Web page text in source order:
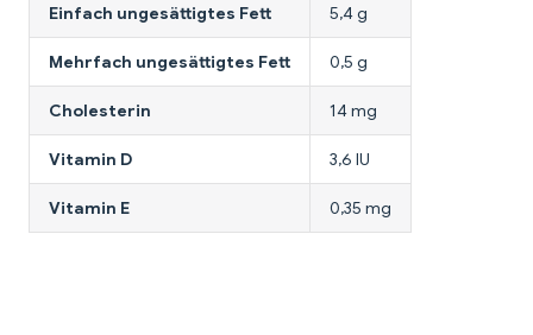
Einfach ungesättigtes Fett 5,4 g
Mehrfach ungesättigtes Fett 0,5 g
Cholesterin 14 mg
Vitamin D 3,6 IU
Vitamin E 0,35 mg